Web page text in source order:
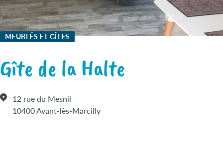
MEUBLÉS ET GÎTES
Gîte de la Halte
12 rue du Mesnil
10400 Avant-lès-Marcilly